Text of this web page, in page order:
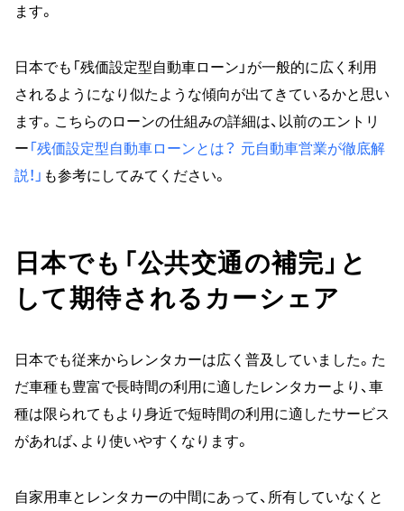
ます。
日本でも「残価設定型自動車ローン」が一般的に広く利用
されるようになり似たような傾向が出てきているかと思い
ます。こちらのローンの仕組みの詳細は、以前のエントリ
ー 「残価設定型自動車ローンとは？ 元自動車営業が徹底解
説！」 も参考にしてみてください。
日本でも「公共交通の補完」と
して期待されるカーシェア
日本でも従来からレンタカーは広く普及していました。た
だ車種も豊富で長時間の利用に適したレンタカーより、車
種は限られてもより身近で短時間の利用に適したサービス
があれば、より使いやすくなります。
自家用車とレンタカーの中間にあって、所有していなくと